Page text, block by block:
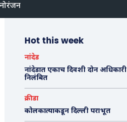
Hot this week
नांदेड
नांदेडात एकाच दिवशी दोन अधिकारी
निलंबित
क्रीडा
कोलकात्याकडून दिल्ली पराभूत